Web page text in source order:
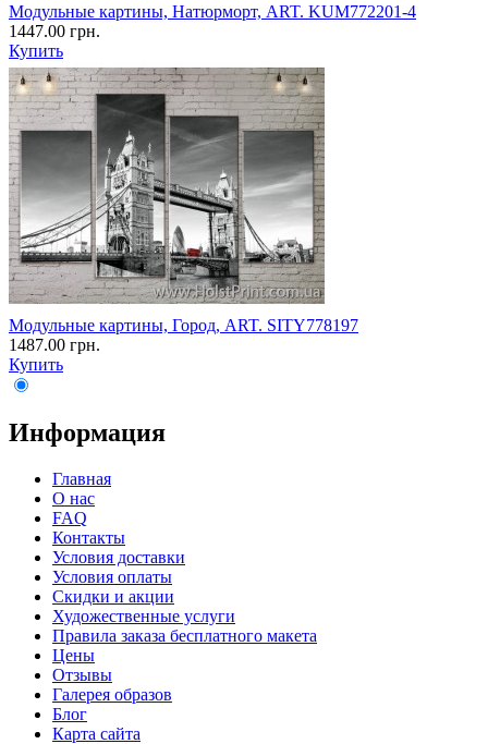
Модульные картины, Натюрморт, ART. KUM772201-4
1447.00 грн.
Купить
Модульные картины, Город, ART. SITY778197
1487.00 грн.
Купить
Информация
Главная
О нас
FAQ
Контакты
Условия доставки
Условия оплаты
Скидки и акции
Художественные услуги
Правила заказа бесплатного макета
Цены
Отзывы
Галерея образов
Блог
Карта сайта